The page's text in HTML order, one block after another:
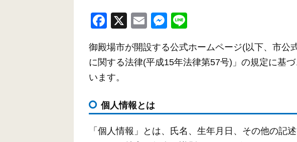
F
c
e
b
o
o
k
X
E
ail
M
ss
e
er
e
御殿場市が開設する公式ホームページ(以下、市公
に関する法律(平成15年法律第57号)」の規定に基
います。
個人情報とは
「個人情報」とは、氏名、生年月日、その他の記